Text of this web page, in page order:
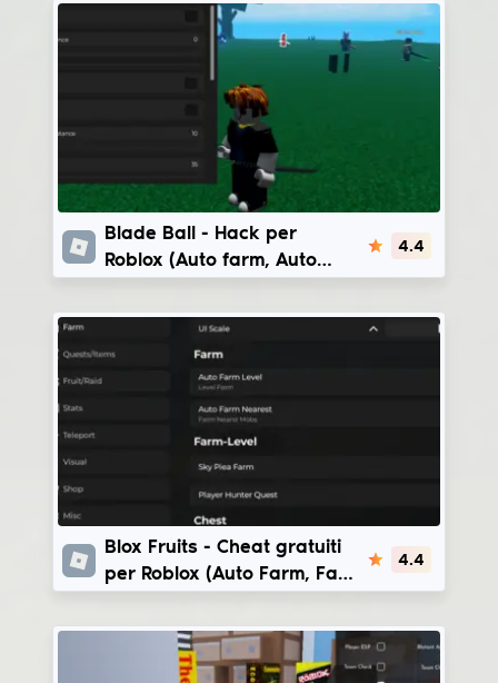
Blade Ball
Blade Ball - Hack per
Roblox (Auto farm, Auto
Hub - VyleraHub
4.4
Blox Fruits
Blox Fruits - Cheat gratuiti
per Roblox (Auto Farm, Fast
AppleHub
4.4